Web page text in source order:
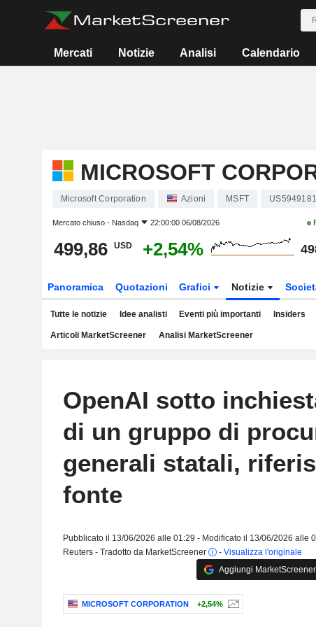
Mercati Notizie Analisi Calendario
MICROSOFT
Microsoft Corporation Azioni MSFT
Mercato chiuso - Nasdaq 22:00:00 06/08/2026
499,86 USD +2,54%
Panoramica Quotazioni Grafici Notizie
Tutte le notizie Idee analisti Eventi più importanti Insiders
Articoli MarketScreener Analisi MarketScreener
OpenAI sotto
di un gruppo di
generali statali,
fonte
Pubblicato il 13/06/2026 alle 01:29 - Modificato il 13/06/2026 alle
Reuters - Tradotto da MarketScreener
- Visualizza l'originale
Aggiungi
MICROSOFT CORPORATION +2,54%